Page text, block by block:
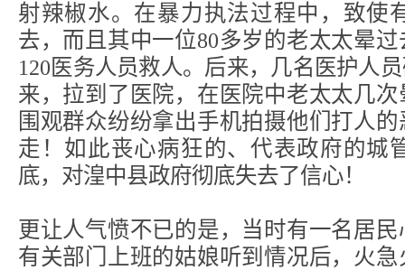
射辣椒水。在暴力执法过程中，致使
去，而且其中一位80多岁的老太太晕
120医务人员救人。后来，几名医护人
来，拉到了医院，在医院中老太太几
围观群众纷纷拿出手机拍摄他们打人
走！如此丧心病狂的、代表政府的城
底，对湟中县政府彻底失去了信心！
更让人气愤不已的是，当时有一名居
有关部门上班的姑娘听到情况后，火